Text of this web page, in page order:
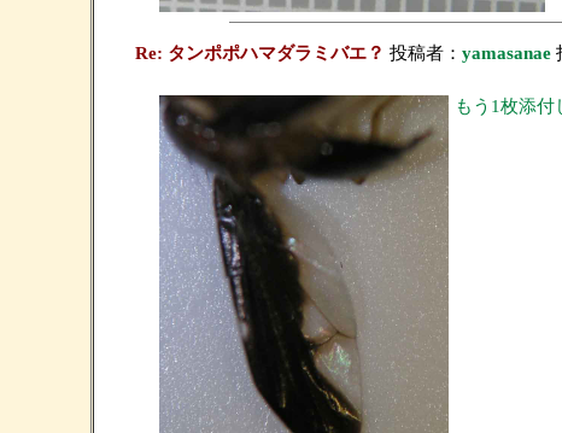
Re: タンポポハマダラミバエ？ 投稿者： yamasanae
もう1枚添付